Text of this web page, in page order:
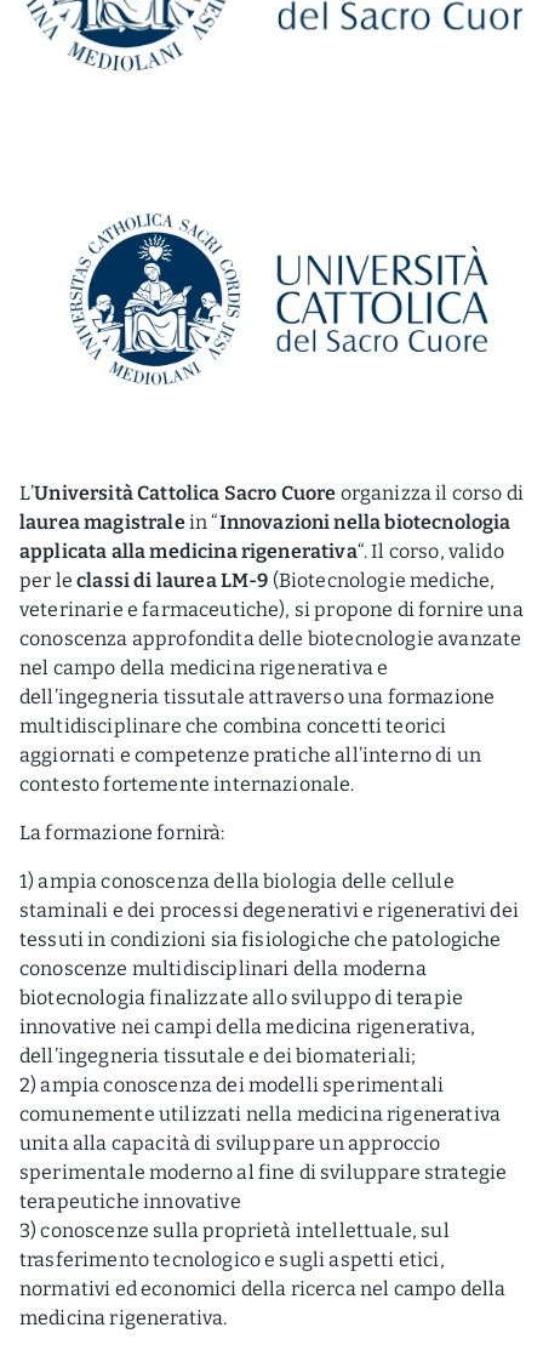
L’Università Cattolica Sacro Cuore organizza il corso di
laurea magistralein “Innovazioni nella biotecnologia
applicata alla medicina rigenerativa“. Il corso, valido
per leclassi di laurea LM-9 (Biotecnologie mediche,
veterinarie e farmaceutiche), si propone di fornire una
conoscenza approfondita delle biotecnologie avanzate
nel campo della medicina rigenerativa e
dell’ingegneria tissutale attraverso una formazione
multidisciplinare che combina concetti teorici
aggiornati e competenze pratiche all’interno di un
contesto fortemente internazionale.
La formazione fornirà:
1) ampia conoscenza della biologia delle cellule
staminali e dei processi degenerativi e rigenerativi dei
tessuti in condizioni sia fisiologiche che patologiche
conoscenze multidisciplinari della moderna
biotecnologia finalizzate allo sviluppo di terapie
innovative nei campi della medicina rigenerativa,
dell’ingegneria tissutale e dei biomateriali;
2) ampia conoscenza dei modelli sperimentali
comunemente utilizzati nella medicina rigenerativa
unita alla capacità di sviluppare un approccio
sperimentale moderno al fine di sviluppare strategie
terapeutiche innovative
3) conoscenze sulla proprietà intellettuale, sul
trasferimento tecnologico e sugli aspetti etici,
normativi ed economici della ricerca nel campo della
medicina rigenerativa.